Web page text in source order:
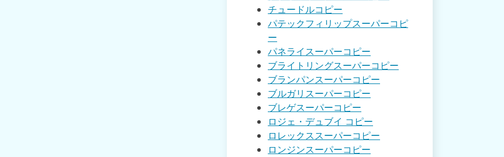
チュードルコピー
パテックフィリップスーパーコピ
ー
パネライスーパーコピー
ブライトリングスーパーコピー
ブランパンスーパーコピー
ブルガリスーパーコピー
ブレゲスーパーコピー
ロジェ・デュブイ コピー
ロレックススーパーコピー
ロンジンスーパーコピー